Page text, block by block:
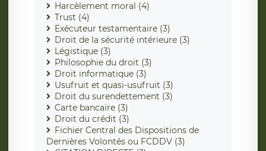
Harcèlement moral (4)
Trust (4)
Exécuteur testamentaire (3)
Droit de la sécurité intérieure (3)
Légistique (3)
Philosophie du droit (3)
Droit informatique (3)
Usufruit et quasi-usufruit (3)
Droit du surendettement (3)
Carte bancaire (3)
Droit du crédit (3)
Fichier Central des Dispositions de
Dernières Volontés ou FCDDV (3)